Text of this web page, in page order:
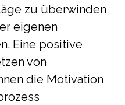
zu überwinden
eigenen
Eine positive
von
die Motivation